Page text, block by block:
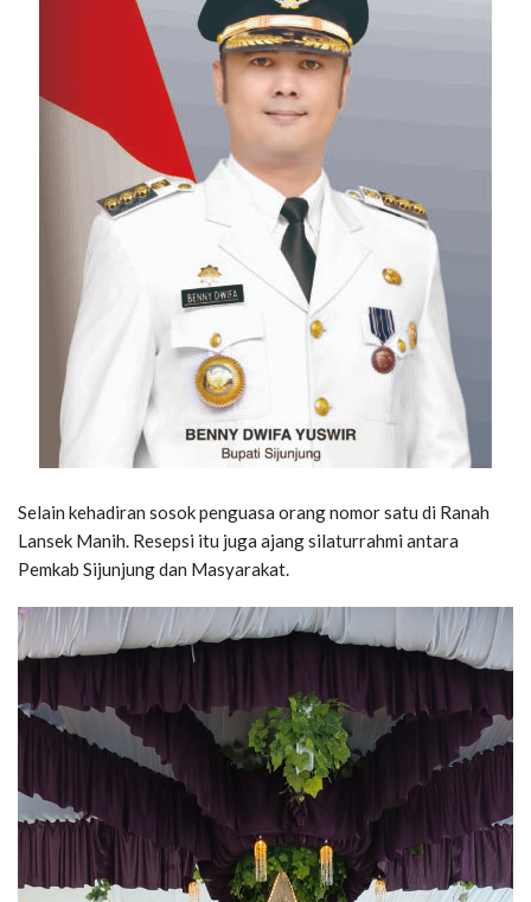
Selain kehadiran sosok penguasa orang nomor satu di Ranah
Lansek Manih. Resepsi itu juga ajang silaturrahmi antara
Pemkab Sijunjung dan Masyarakat.